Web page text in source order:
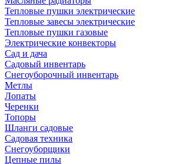
Тепловые пушки электрические
Тепловые завесы электрические
Тепловые пушки газовые
Электрические конвекторы
Сад и дача
Садовый инвентарь
Снегоуборочный инвентарь
Метлы
Лопаты
Черенки
Топоры
Шланги садовые
Садовая техника
Снегоуборщики
Цепные пилы